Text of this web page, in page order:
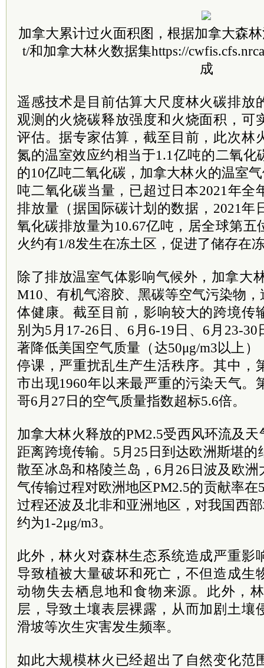
加拿大累计过火面积图，根据加拿大森
t/和加拿大林火数据集https://
成
遥感技术是目前估算大尺度林火碳排放
观测的火烧碳释放强度和火烧面积，可
评估。据专家估算，截至目前，此次林
氮的温室效应约相当于1.1亿吨的二氧化
的10亿吨二氧化碳，加拿大林火的温室
吨二氧化碳当量，已超过日本2021年全
排放量（据国际碳计划的数据，2021年
氧化碳排放量为10.67亿吨，居全球第五
火约有1/8发生在冻土区，促进了储存在
除了排放温室气体影响气候外，加拿大
M10、有机气溶胶、黑碳等空气污染物
体健康。截至目前，影响较大的跨境传
别为5月17-26日、6月6-19日、6月23-
著降低美国空气质量（达50μg/m3以上
停课，严重扰乱生产生活秩序。其中，
市出现1960年以来最严重的污染天气。
哥6月27日的空气质量指数超标5.6倍。
加拿大林火释放的PM2.5受西风环流及
距离跨境传输。5月25日到达欧洲斯堪的
散至冰岛和格陵兰岛，6月26日波及欧洲
气传输过程对欧洲地区PM2.5的贡献率在
过程还波及北非和亚洲地区，对我国西
约为1-2μg/m3。
此外，林火对森林生态系统造成严重影
导致植被大量破坏和死亡，不但造成生
动物失去栖息地和食物来源。此外，
层，导致土壤表层裸露，从而加剧土壤
滑坡等次生灾害发生频率。
如此大规模林火已经超出了自然变化范